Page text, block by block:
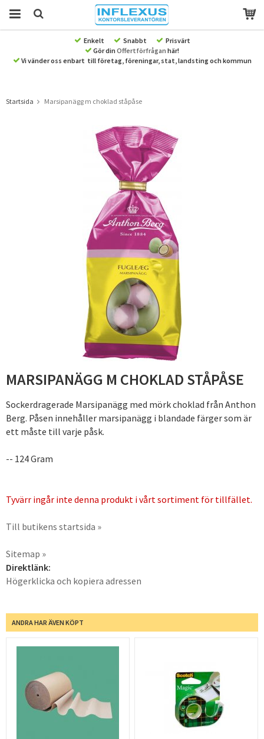
Produkten har blivit tillagd i varukorgen
Enkelt Snabbt
Prisvärt
Gör din Offertförfrågan här!
Vi vänder oss enbart till företag, föreningar, stat, landsting och kommun
Startsida Marsipanägg m choklad ståpåse
MARSIPANÄGG M CHOKLAD STÅPÅSE
Sockerdragerade Marsipanägg med mörk choklad från Anthon
Berg. Påsen innehåller marsipanägg i blandade färger som är
ett måste till varje påsk.
-- 124 Gram
Tyvärr ingår inte denna produkt i vårt sortiment för tillfället.
Till butikens startsida »
Sitemap »
Direktlänk:
Högerklicka och kopiera adressen
ANDRA HAR ÄVEN KÖPT